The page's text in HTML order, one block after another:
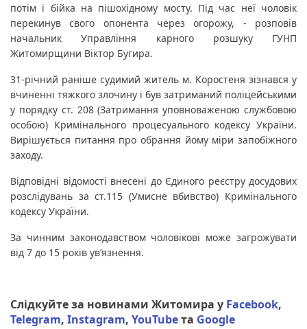
потім і бійка на пішохідному мосту. Під час неї чоловік
перекинув свого опонента через огорожу, - розповів
начальник Управління карного розшуку ГУНП
Житомирщини Віктор Бугира.
31-річний раніше судимий житель м. Коростеня зізнався у
вчиненні тяжкого злочину і був затриманий поліцейськими
у порядку ст. 208 (Затримання уповноваженою службовою
особою) Кримінального процесуального кодексу України.
Вирішується питання про обрання йому міри запобіжного
заходу.
Відповідні відомості внесені до Єдиного реєстру досудових
розслідувань за ст.115 (Умисне вбивство) Кримінального
кодексу України.
За чинним законодавством чоловікові може загрожувати
від 7 до 15 років ув’язнення.
Слідкуйте за новинами Житомира у Facebook,
Telegram, Instagram, YouTubeта Google